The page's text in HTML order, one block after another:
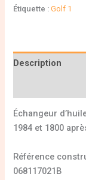
Étiquette :Golf 1
Description
Échangeur
1984 et 1800
Référence
068117021B